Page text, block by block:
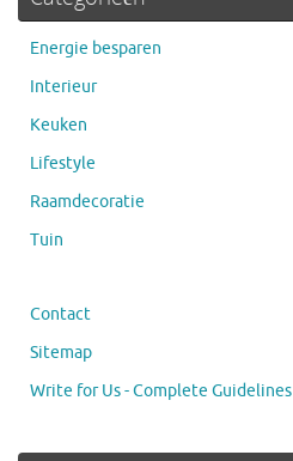
Energie besparen
Interieur
Keuken
Lifestyle
Raamdecoratie
Tuin
Contact
Sitemap
Write for Us - Complete Guidelines